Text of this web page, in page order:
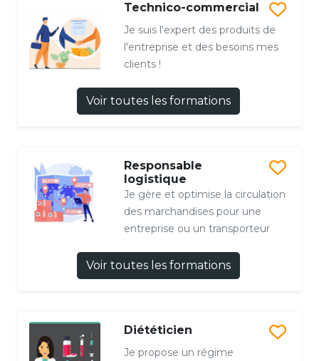
Technico-commercial
Je suis l'expert des produits de
l'entreprise et des besoins mes
clients !
Voir toutes les formations
Responsable
logistique
Je gère et optimise la circulation
des marchandises pour une
entreprise ou un transporteur
Voir toutes les formations
Diététicien
Je propose un régime